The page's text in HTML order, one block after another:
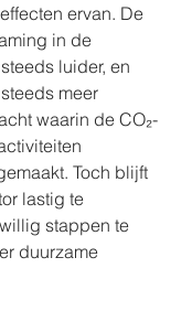
ervan. De
in de
luider, en
meer
waarin de CO₂-
Toch blijft
lastig te
stappen te
duurzame